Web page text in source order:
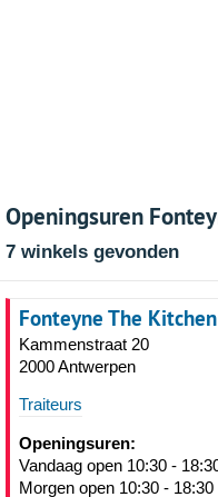
Openingsuren
7 winkels gevonden
Fonteyne The Kitchen
Kammenstraat 20
2000 Antwerpen
Traiteurs
Openingsuren:
Vandaag open 10:30 -
Morgen open 10:30 - 18:30